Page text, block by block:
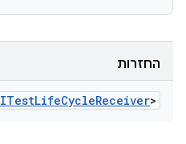
החזרות
ITestLifeCycleReceiver>